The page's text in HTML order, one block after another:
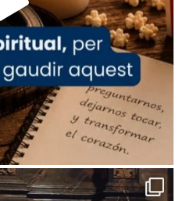
i Semproniana ens
de Tortosa, ha
la missa de Les